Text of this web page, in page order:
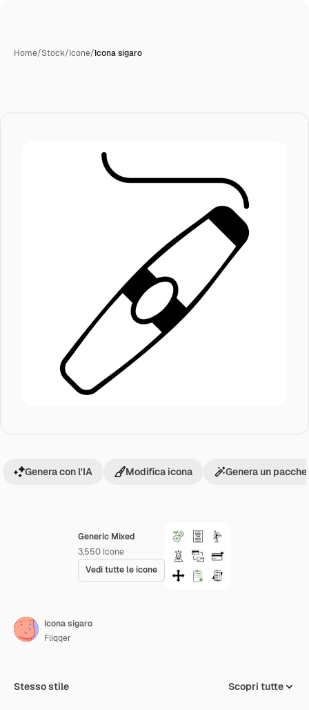
Home/Stock/Icone/Icona sigaro
Generic Mixed
3,550 Icone
Vedi tutte le icone
Genera con l'IA Modifica icona Genera un
Icona sigaro
Fliqqer
Stesso stile Scopri tutte